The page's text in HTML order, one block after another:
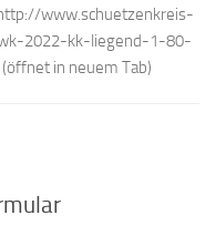
www.schuetzenkreis-
2022-kk-liegend-1-80-
in neuem Tab)